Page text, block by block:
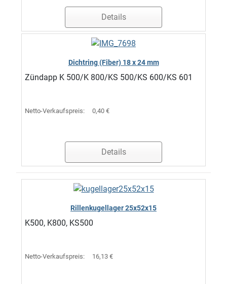
Details
Dichtring (Fiber) 18 x 24 mm
Zündapp K 500/K 800/KS 500/KS 600/KS 601
Netto-Verkaufspreis: 0,40 €
Details
Rillenkugellager 25x52x15
K500, K800, KS500
Netto-Verkaufspreis: 16,13 €